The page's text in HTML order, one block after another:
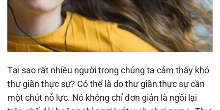
Tại sao rất nhiều người trong chúng ta cảm thấy khó
thư giãn thực sự? Có thể là do thư giãn thực sự cần
một chút nỗ lực. Nó không chỉ đơn giản là ngồi lại